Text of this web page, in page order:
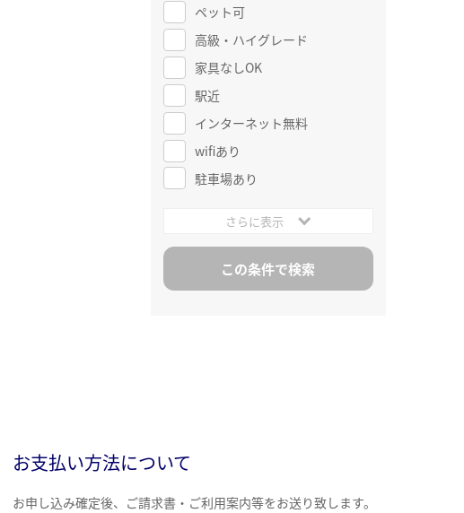
ペット可
高級・ハイグレード
家具なしOK
駅近
インターネット無料
wifiあり
駐車場あり
さらに表示
お支払い方法について
お申し込み確定後、ご請求書・ご利用案内等をお送り致します。